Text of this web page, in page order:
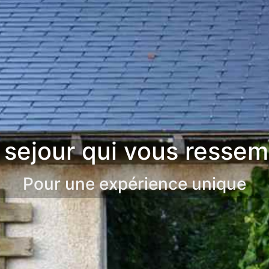
qui vous
Pour une expérience unique